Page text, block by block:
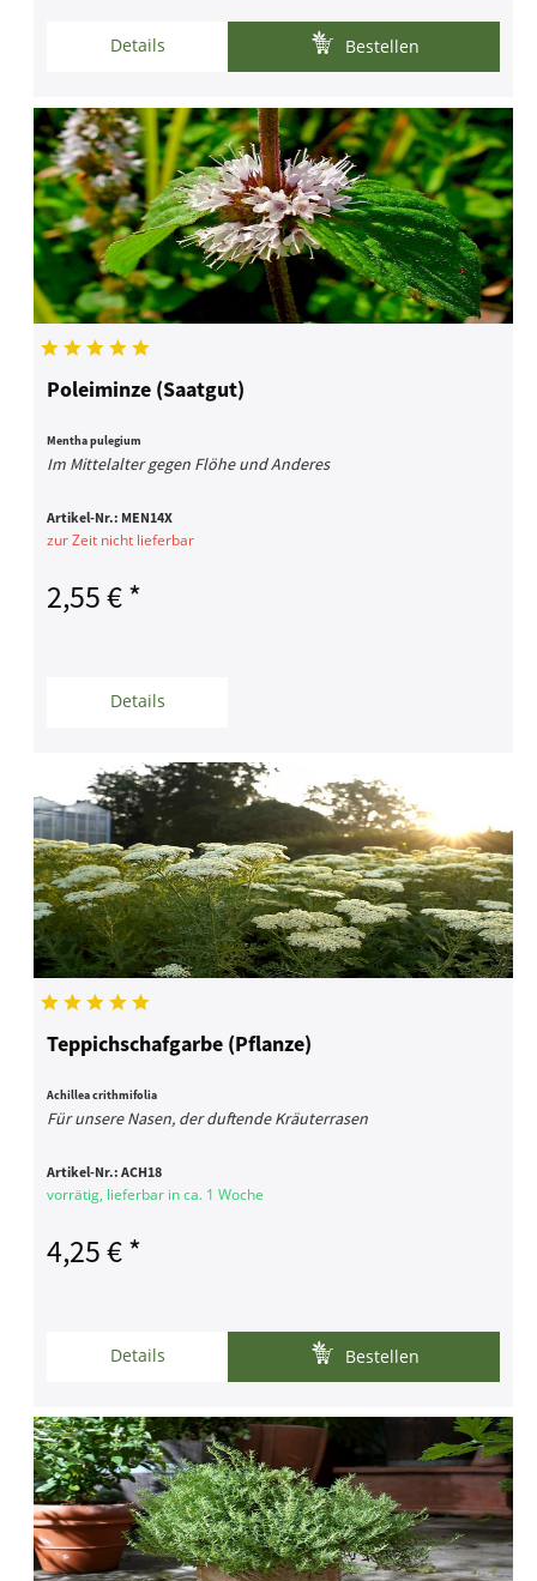
Details Bestellen
Poleiminze (Saatgut)
Mentha pulegium
Im Mittelalter gegen Flöhe und Anderes
Artikel-Nr.: MEN14X
zur Zeit nicht lieferbar
2,55 € *
Details
Teppichschafgarbe (Pflanze)
Achillea crithmifolia
Für unsere Nasen, der duftende Kräuterrasen
Artikel-Nr.:ACH18
vorrätig, lieferbar in ca. 1 Woche
4,25 € *
Details Bestellen